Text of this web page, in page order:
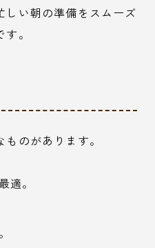
い朝の準備をスムーズ
。
のがあります。
。